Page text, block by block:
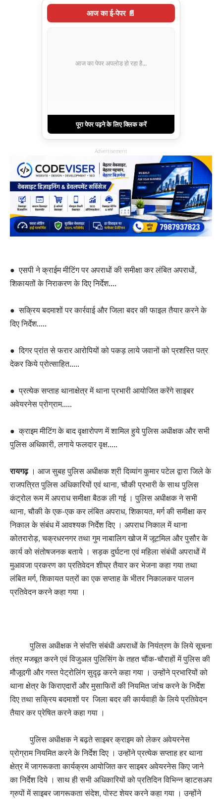
आज का ई-पेपर 📄
आज का पेपर अपलोड हो रहा है...
पूरा पेपर पढ़ने के लिए क्लिक करें
Advertisement
● एसपी ने क्राईम मीटिंग पर अपराधों की समीक्षा कर लंबित अपराधों,
शिकायतों के निराकरण के दिए निर्देश….
● सक्रिय बदमाशों पर कार्रवाई और जिला बदर की फाइल तैयार करने के
दिए निर्देश…..
● दिगर प्रांत से फरार आरोपियों को पकड़ लाये जवानों को प्रशस्ति पत्र
देकर किये प्रोत्साहित…..
● प्रत्येक सप्ताह थानाक्षेत्र में थाना प्रभारी आयोजित करेंगे साइबर
अवेयरनेस प्रोग्राम…..
● क्राइम मीटिंग के बाद वृक्षारोपण में शामिल हुये पुलिस अधीक्षक और सभी
पुलिस अधिकारी, लगाये फलदार वृक्ष…..
रायगढ़। आज सुबह पुलिस अधीक्षक श्री दिव्यांग कुमार पटेल द्वारा जिले के
राजपत्रित पुलिस अधिकारियों एवं थाना, चौकी प्रभारी के साथ पुलिस
कंट्रोल रूम में अपराध समीक्षा बैठक ली गई । पुलिस अधीक्षक ने सभी
थाना, चौकी के एक-एक कर लंबित अपराध, शिकायत, मर्ग की समीक्षा कर
निकाल के संबंध में आवश्यक निर्देश दिए । अपराध निकाल में थाना
कोतरारोड़, चक्रधरनगर तथा गुम नाबालिग खोज में जूटमिल और पुसौर के
कार्य को संतोषजनक बताये । सड़क दुर्घटना एवं महिला संबंधी अपराधों में
मुआवजा प्रकरण का प्रतिवेदन शीघ्र तैयार कर भेजना कहा गया तथा
लंबित मर्ग, शिकायत पत्रों का एक सप्ताह के भीतर निकालकर पालन
प्रतिवेदन करने कहा गया ।
पुलिस अधीक्षक ने संपत्ति संबंधी अपराधों के नियंत्रण के लिये सूचना
तंत्र मजबूत करने एवं विजुअल पुलिसिंग के तहत चौंक-चौराहों में पुलिस की
मौजूदगी और गस्त पेट्रोलिंग सुदृढ़ करने कहा गया । उन्होंने प्रभारियों को
थाना क्षेत्र के किराएदारों और मुसाफिरों की नियमित जांच करने के निर्देश
दिए तथा सक्रिय बदमाशों पर जिला बदर की कार्यवाही के लिये प्रतिवेदन
तैयार कर प्रेषित करने कहा गया ।
पुलिस अधीक्षक ने बढ़ते साइबर क्राइम को लेकर अवेयरनेस
प्रोग्राम नियमित करने के निर्देश दिए । उन्होंने प्रत्येक सप्ताह हर थाना
क्षेत्र में जागरूकता कार्यक्रम आयोजित कर साइबर अवेयरनेस किए जाने
का निर्देश दिये । साथ ही सभी अधिकारियों को प्रतिदिन विभिन्न व्हाटसअप
ग्रुपों में साइबर जागरूकता संदेश, पोस्ट शेयर करने कहा गया । उन्होंने